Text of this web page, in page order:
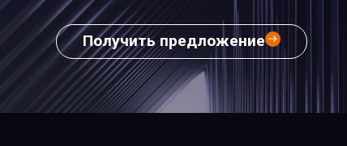
Получить предложение